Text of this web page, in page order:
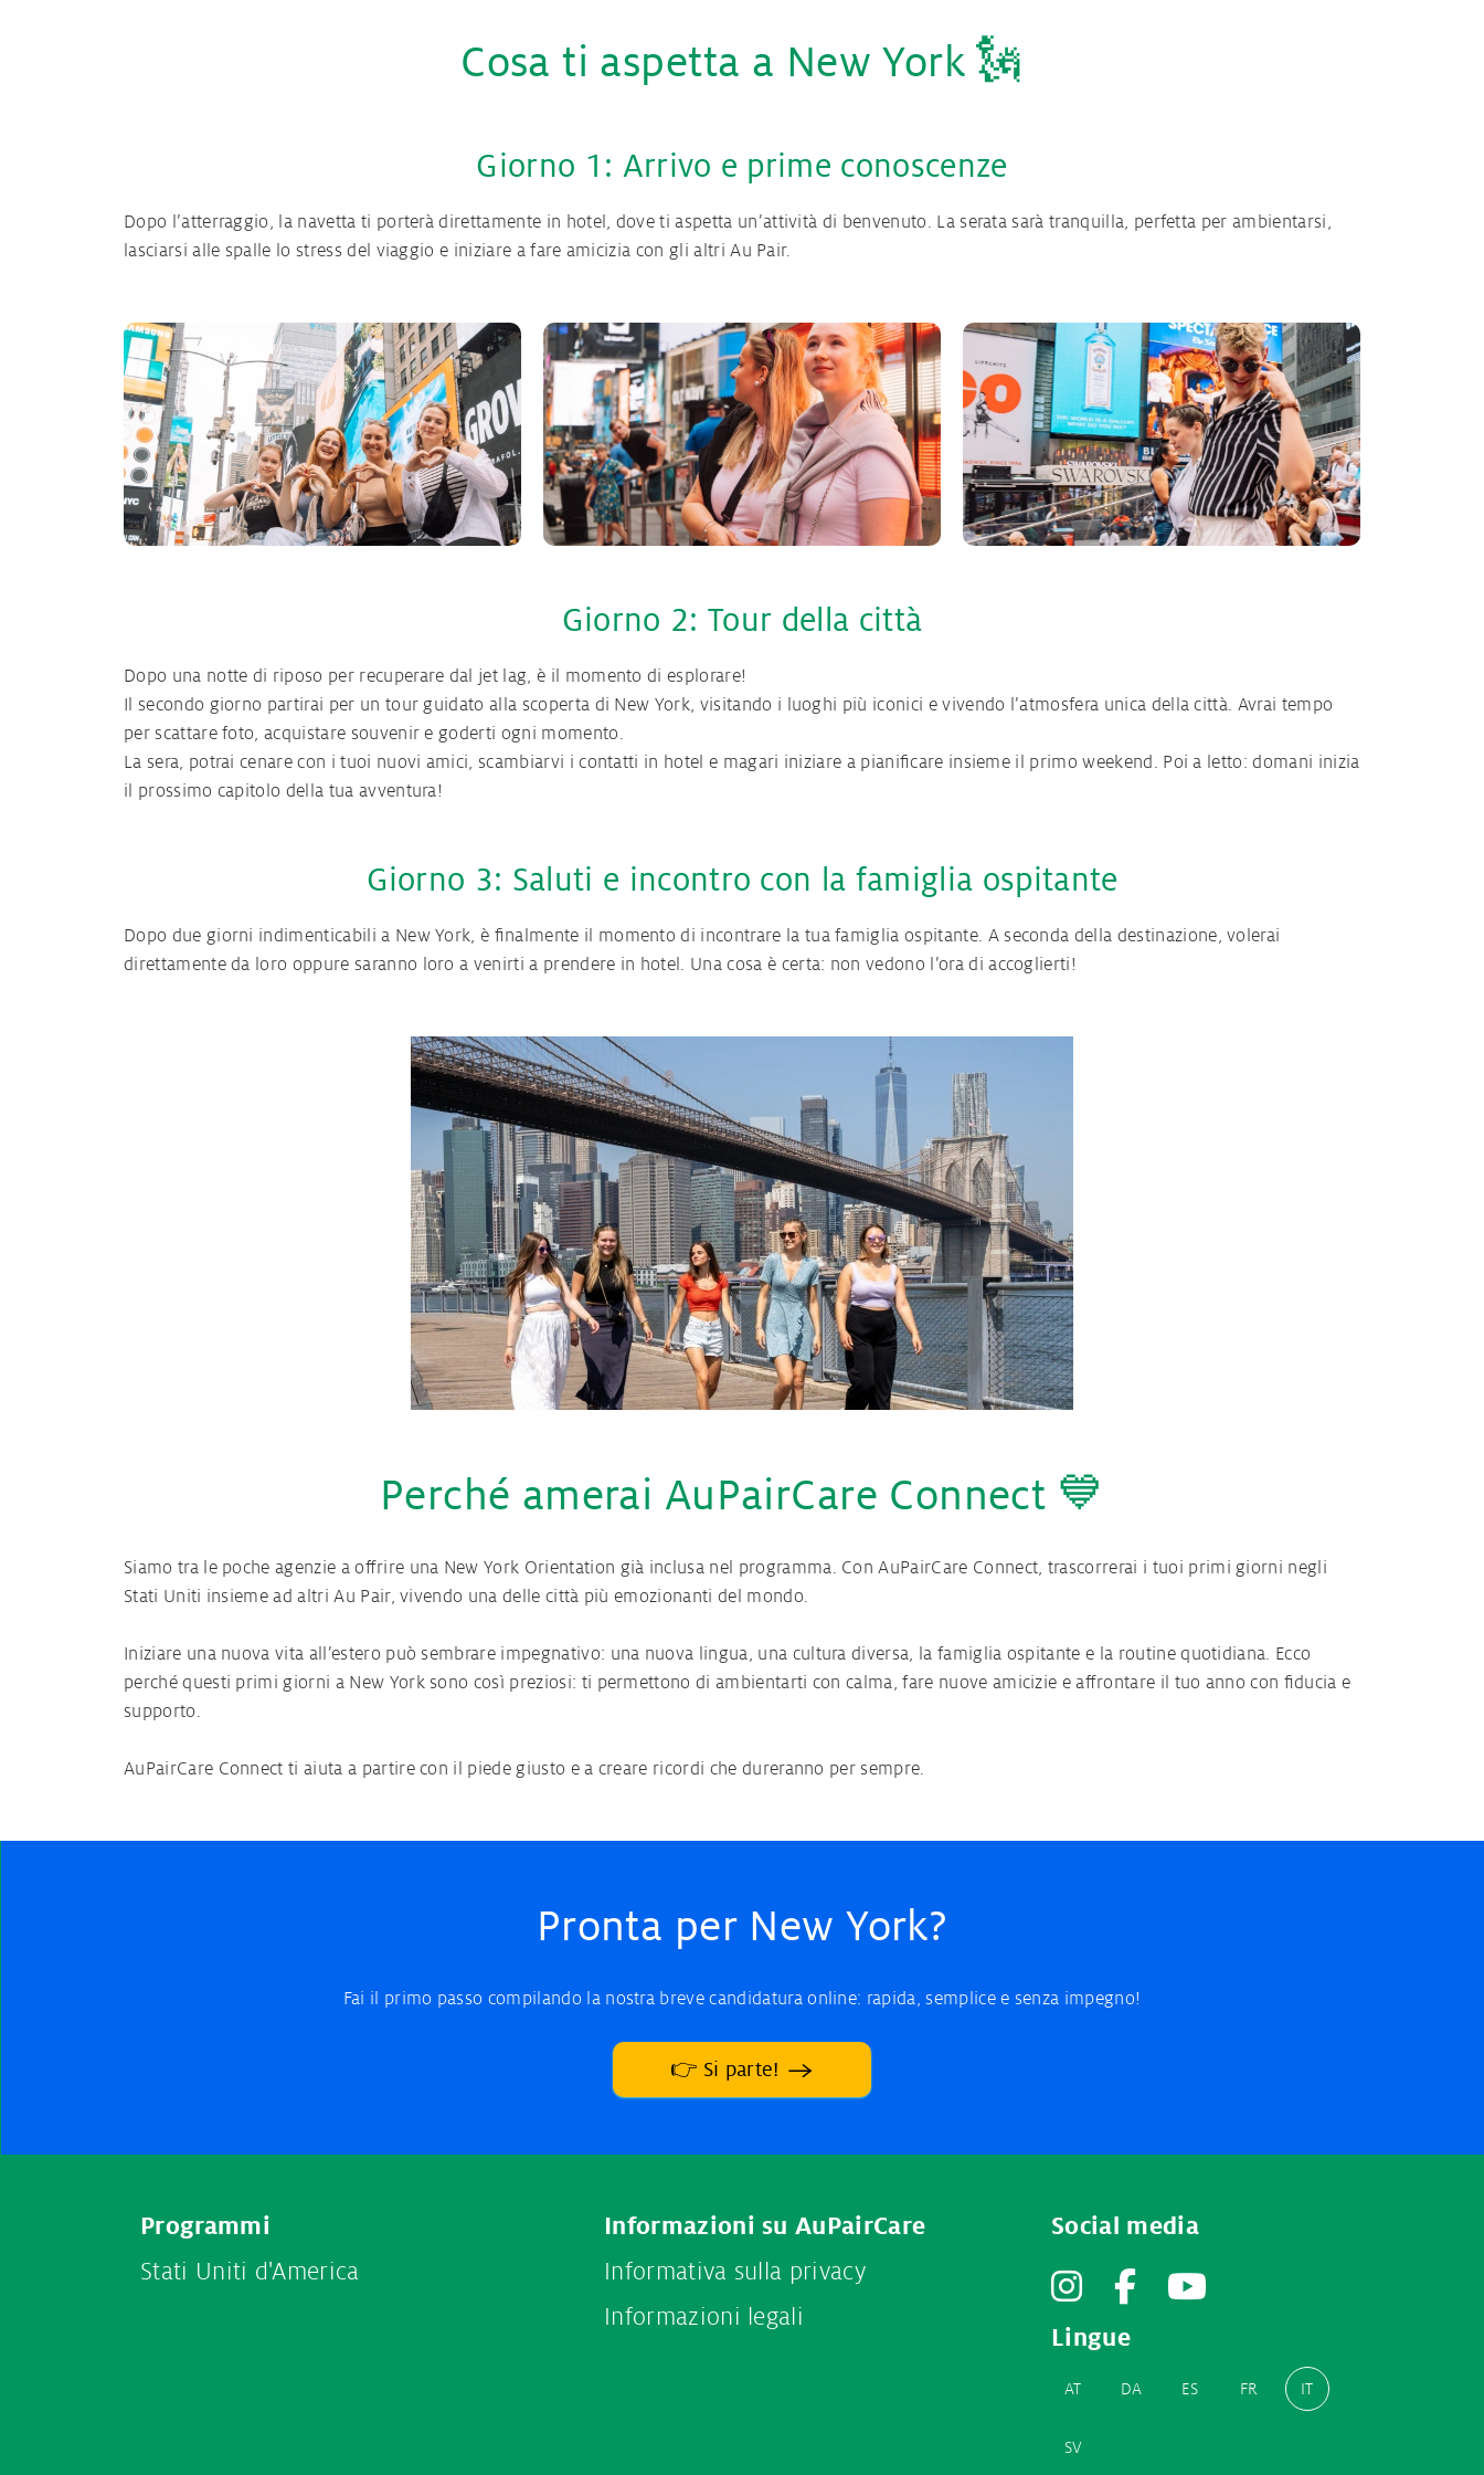
Cosa ti aspetta a New York 🗽
Giorno 1: Arrivo e prime conoscenze
Dopo l’atterraggio, la navetta ti porterà direttamente in hotel, dove ti aspetta un’attività di benvenuto. La serata sarà tranquilla, perfetta per ambientarsi,
lasciarsi alle spalle lo stress del viaggio e iniziare a fare amicizia con gli altri Au Pair.
Giorno 2: Tour della città
Dopo una notte di riposo per recuperare dal jet lag, è il momento di esplorare!
Il secondo giorno partirai per un tour guidato alla scoperta di New York, visitando i luoghi più iconici e vivendo l’atmosfera unica della città. Avrai tempo
per scattare foto, acquistare souvenir e goderti ogni momento.
La sera, potrai cenare con i tuoi nuovi amici, scambiarvi i contatti in hotel e magari iniziare a pianificare insieme il primo weekend. Poi a letto: domani inizia
il prossimo capitolo della tua avventura!
Giorno 3: Saluti e incontro con la famiglia ospitante
Dopo due giorni indimenticabili a New York, è finalmente il momento di incontrare la tua famiglia ospitante. A seconda della destinazione, volerai
direttamente da loro oppure saranno loro a venirti a prendere in hotel. Una cosa è certa: non vedono l’ora di accoglierti!
Perché amerai AuPairCare Connect 💙
Siamo tra le poche agenzie a offrire una New York Orientation già inclusa nel programma. Con AuPairCare Connect, trascorrerai i tuoi primi giorni negli
Stati Uniti insieme ad altri Au Pair, vivendo una delle città più emozionanti del mondo.
Iniziare una nuova vita all’estero può sembrare impegnativo: una nuova lingua, una cultura diversa, la famiglia ospitante e la routine quotidiana. Ecco
perché questi primi giorni a New York sono così preziosi: ti permettono di ambientarti con calma, fare nuove amicizie e affrontare il tuo anno con fiducia e
supporto.
AuPairCare Connect ti aiuta a partire con il piede giusto e a creare ricordi che dureranno per sempre.
Pronta per New York?
Fai il primo passo compilando la nostra breve candidatura online: rapida, semplice e senza impegno!
👉 Si parte!
Footer
menu
Programmi
Stati Uniti d'America
Informazioni su AuPairCare
Informativa sulla privacy
Informazioni legali
Social media
Instagram
Facebook
YouTube
Lingue
AT DA ES FR IT
SV